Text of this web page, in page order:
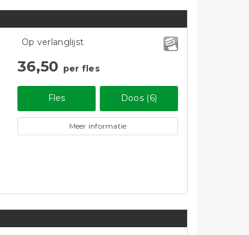
Op verlanglijst
36,50 per fles
Fles Doos (6)
Meer informatie